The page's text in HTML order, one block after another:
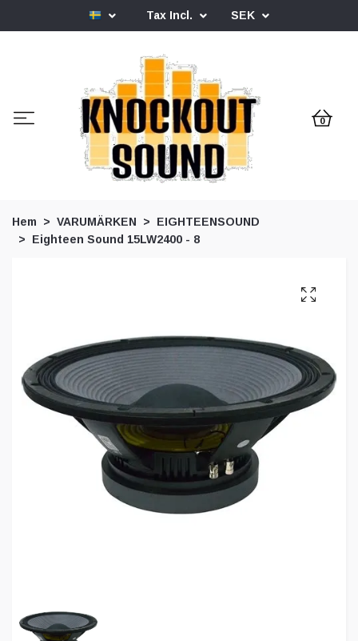
Tax Incl. SEK
0
Hem VARUMÄRKEN
EIGHTEENSOUND
Eighteen Sound 15LW2400 - 8